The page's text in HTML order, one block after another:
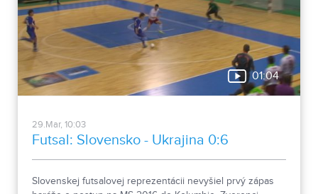
01:04
29.Mar, 10:03
Futsal: Slovensko - Ukrajina 0:6
Slovenskej futsalovej reprezentácii nevyšiel prvý zápas